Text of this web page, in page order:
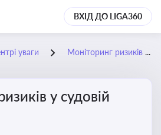
ВХІД ДО LIGA360
уваги Моніторинг ризиків у судовій системі
у судовій